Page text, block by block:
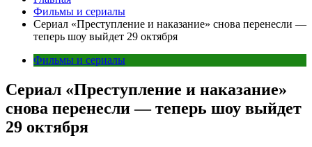
Фильмы и сериалы
Сериал «Преступление и наказание» снова перенесли —
теперь шоу выйдет 29 октября
Фильмы и сериалы
Сериал «Преступление и наказание»
снова перенесли — теперь шоу выйдет
29 октября